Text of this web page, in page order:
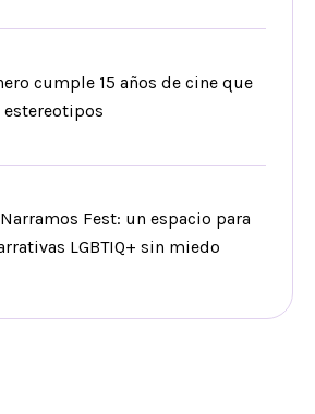
cumple 15 años de cine que
estereotipos
Fest: un espacio para
LGBTIQ+ sin miedo